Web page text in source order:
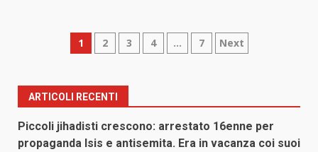
Paginazione
articoli
1 2 3 4 … 7 Next
ARTICOLI RECENTI
Piccoli jihadisti crescono: arrestato 16enne per
propaganda Isis e antisemita. Era in vacanza coi suoi